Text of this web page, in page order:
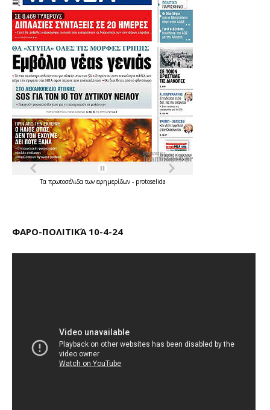
Τα πρωτοσέλιδατων εφημερίδων - protoselida
ΦΑΡΟ-ΠΟΛΙΤΙΚΆ 10-4-24